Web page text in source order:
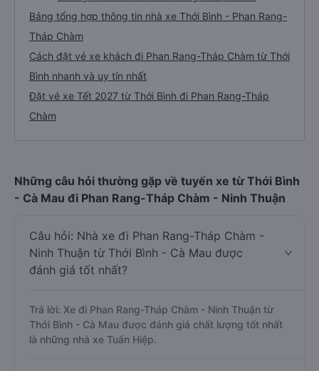
Bảng tổng hợp thông tin nhà xe Thới Bình - Phan Rang-
Tháp Chàm
Cách đặt vé xe khách đi Phan Rang-Tháp Chàm từ Thới
Bình nhanh và uy tín nhất
Đặt vé xe Tết 2027 từ Thới Bình đi Phan Rang-Tháp
Chàm
Những câu hỏi thường gặp về tuyến xe từ Thới Bình
- Cà Mau đi Phan Rang-Tháp Chàm - Ninh Thuận
Câu hỏi: Nhà xe đi Phan Rang-Tháp Chàm -
Ninh Thuận từ Thới Bình - Cà Mau được
đánh giá tốt nhất?
Trả lời: Xe đi Phan Rang-Tháp Chàm - Ninh Thuận từ
Thới Bình - Cà Mau được đánh giá chất lượng tốt nhất
là những nhà xe Tuấn Hiệp.